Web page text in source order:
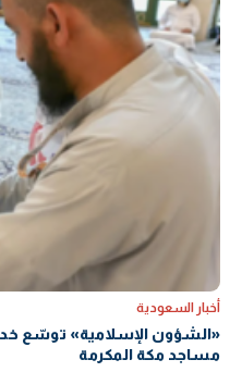
أخبار السعودية
«الشؤون الإسلامية» توسّع
مساجد مكة المكرمة